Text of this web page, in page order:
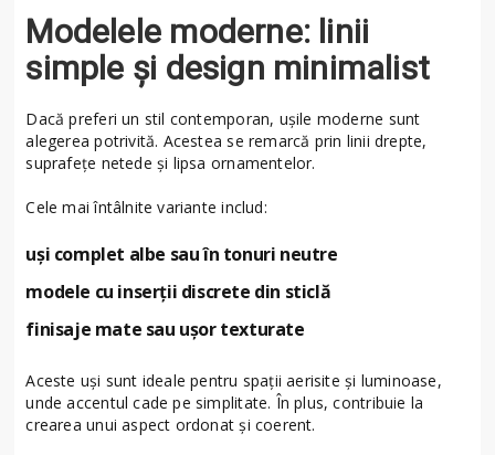
Modelele moderne: linii
simple și design minimalist
Dacă preferi un stil contemporan, ușile moderne sunt
alegerea potrivită. Acestea se remarcă prin linii drepte,
suprafețe netede și lipsa ornamentelor.
Cele mai întâlnite variante includ:
uși complet albe sau în tonuri neutre
modele cu inserții discrete din sticlă
finisaje mate sau ușor texturate
Aceste uși sunt ideale pentru spații aerisite și luminoase,
unde accentul cade pe simplitate. În plus, contribuie la
crearea unui aspect ordonat și coerent.